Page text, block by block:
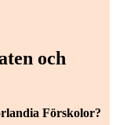
och
Förskolor?